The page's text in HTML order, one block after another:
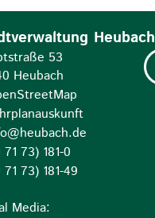
Heubach
53
Heubach
71 73) 181-0
71 73) 181-49
Media: